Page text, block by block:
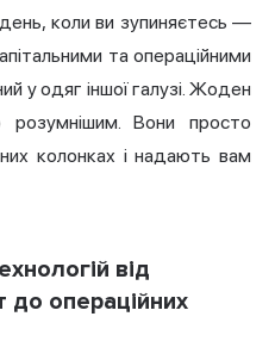
коли ви зупиняєтесь —
та операційними
у одяг іншої галузі. Жоден
Вони просто
колонках і надають вам
від
до операційних